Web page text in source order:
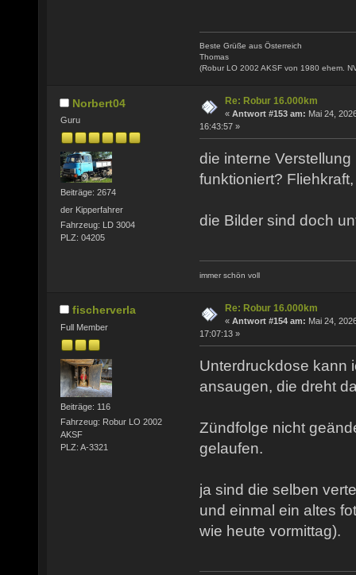
Beste Grüße aus Österreich
Thomas
(Robur LO 2002 AKSF von 1980 ehem.
Norbert04
Guru
Beiträge: 2674
der Kipperfahrer
Fahrzeug: LD 3004
PLZ: 04205
Re: Robur 16.000km
« Antwort #153 am: Mai 24,
16:43:57 »
die interne
funktioniert?
die Bilder sind doch
immer schön voll
fischerverla
Full Member
Beiträge: 116
Fahrzeug: Robur LO 2002
AKSF
PLZ: A-3321
Re: Robur 16.000km
« Antwort #154 am: Mai 24,
17:07:13 »
Unterdruckdose kann
ansaugen, die dreht
Zündfolge nicht
gelaufen.
ja sind die selben
und einmal ein altes
wie heute vormittag).